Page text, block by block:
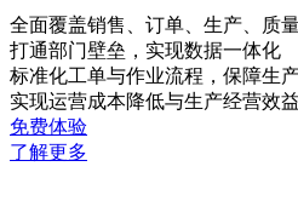
全面覆盖销售、订单、生产、质
打通部门壁垒，实现数据一体化
标准化工单与作业流程，保障生
实现运营成本降低与生产经营效
免费体验
了解更多